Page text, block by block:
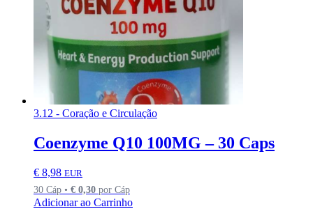
3.12 - Coração e Circulação
Coenzyme Q10 100MG – 30 Caps
€ 8,98 EUR
30 Cáp • € 0,30 por Cáp
Adicionar ao Carrinho